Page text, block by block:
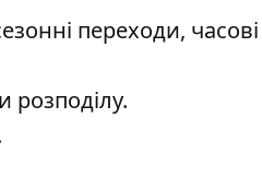
переходи, часові